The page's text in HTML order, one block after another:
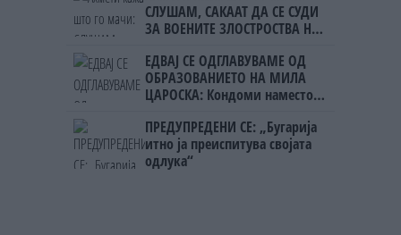
СЛУШАМ, САКААТ ДА СЕ СУДИ
ЗА ВОЕНИТЕ ЗЛОСТРОСТВА НА
ЕДВАЈ СЕ ОДГЛАВУВАМЕ ОД
ОБРАЗОВАНИЕТО НА МИЛА
ЦАРОСКА: Кондоми наместо
ПРЕДУПРЕДЕНИ СЕ: „Бугарија
итно ја преиспитува својата
одлука“